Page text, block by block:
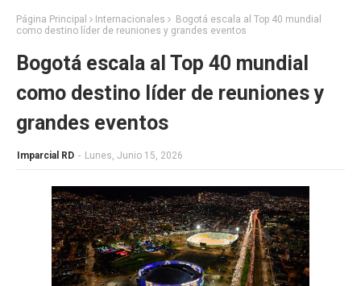
Página Principal Internacionales
Bogotá escala al Top 40 mundial
como destino líder de reuniones y grandes eventos
Bogotá escala al Top 40 mundial
como destino líder de reuniones y
grandes eventos
Imparcial RD - Lunes, Junio 15, 2026